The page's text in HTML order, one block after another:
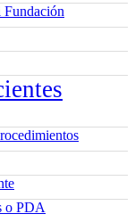
Fundación
o PDA